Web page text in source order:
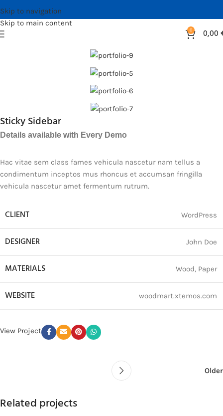
Skip to navigation
Skip to main content
0 0,00
Sticky Sidebar
Details available with Every Demo
Hac vitae sem class fames vehicula nascetur nam tellus a
condimentum inceptos mus rhoncus et accumsan fringilla
vehicula nascetur amet fermentum rutrum.
CLIENT WordPress
DESIGNER John Doe
MATERIALS Wood, Paper
WEBSITE woodmart.xtemos.com
View Project
Older
Related projects